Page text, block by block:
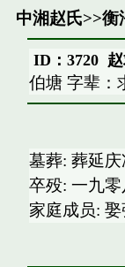
中湘赵氏>>衡
ID：3720
伯塘 字辈：
墓葬: 葬延庆
卒殁: 一九零
家庭成员: 娶